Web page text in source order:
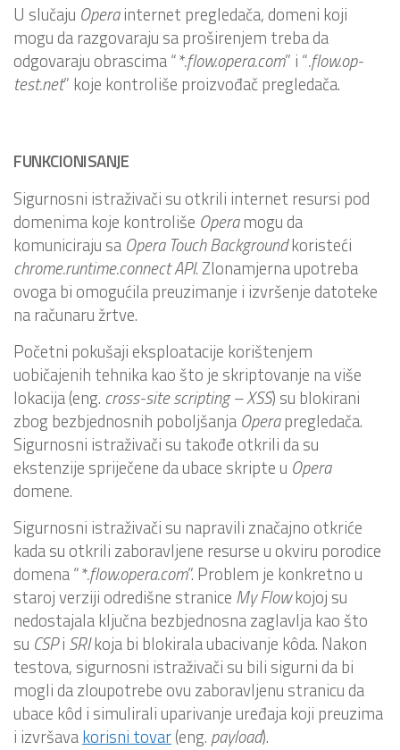
U slučaju Operainternet pregledača, domeni koji
mogu da razgovaraju sa proširenjem treba da
odgovaraju obrascima “*.flow.opera.com” i “.flow.op-
test.net” koje kontroliše proizvođač pregledača.
FUNKCIONISANJE
Sigurnosni istraživači su otkrili internet resursi pod
domenima koje kontroliše Operamogu da
komuniciraju sa Opera Touch Backgroundkoristeći
chrome.runtime.connect API. Zlonamjerna upotreba
ovoga bi omogućila preuzimanje i izvršenje datoteke
na računaru žrtve.
Početni pokušaji eksploatacije korištenjem
uobičajenih tehnika kao što je skriptovanje na više
lokacija (eng. cross-site scripting – XSS) su blokirani
zbog bezbjednosnih poboljšanja Operapregledača.
Sigurnosni istraživači su takođe otkrili da su
ekstenzije spriječene da ubace skripte u Opera
domene.
Sigurnosni istraživači su napravili značajno otkriće
kada su otkrili zaboravljene resurse u okviru porodice
domena “*.flow.opera.com”. Problem je konkretno u
staroj verziji odredišne stranice My Flowkojoj su
nedostajala ključna bezbjednosna zaglavlja kao što
su CSPi SRIkoja bi blokirala ubacivanje kôda. Nakon
testova, sigurnosni istraživači su bili sigurni da bi
mogli da zloupotrebe ovu zaboravljenu stranicu da
ubace kôd i simulirali uparivanje uređaja koji preuzima
i izvršavakorisni tovar(eng. payload).